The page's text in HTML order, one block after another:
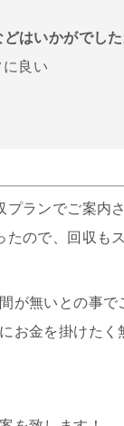
はいかがでした
に良い
ランでご案内
ので、回収も
が無いとの事で
お金を掛けた